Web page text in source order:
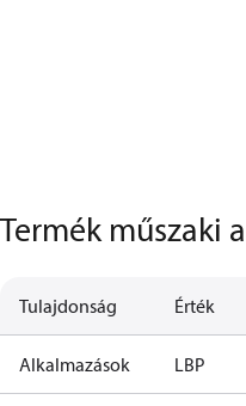
Termék műszaki
Tulajdonság Érték
Alkalmazások LBP